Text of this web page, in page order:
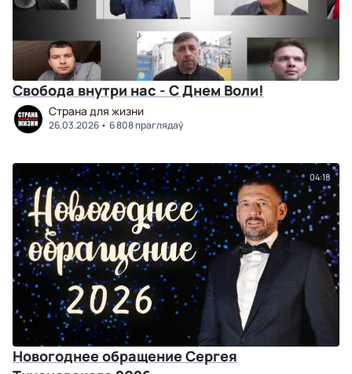
Свобода внутри нас - С Днем Воли!
Страна для жизни
26.03.2026 6 808 праглядаў
04:18
Новогоднее обращение Сергея